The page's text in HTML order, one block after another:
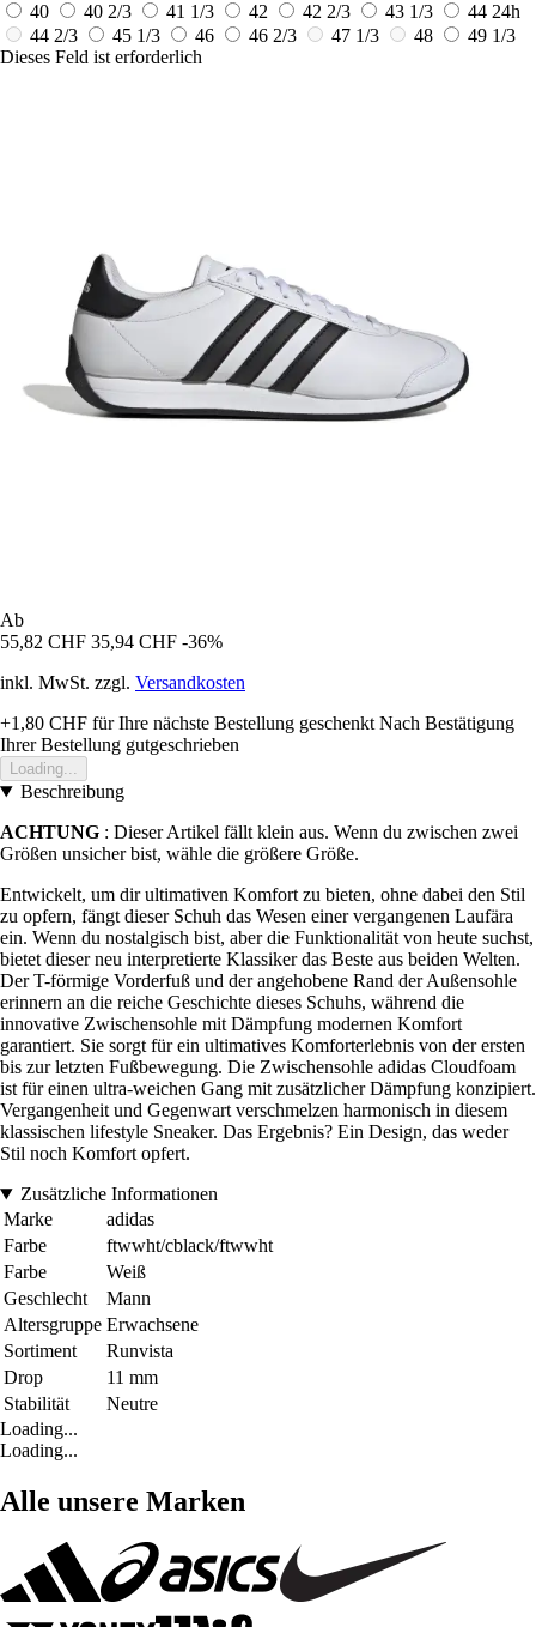
40
40 2/3 41 1/3 42 42 2/3 43 1/3 44 24h
44 2/3
45 1/3 46 46 2/3 47 1/3 48
49 1/3
Dieses Feld ist erforderlich
Ab
55,82 CHF 35,94 CHF -36%
inkl. MwSt. zzgl. Versandkosten
+1,80 CHF für Ihre nächste Bestellung geschenkt Nach Bestätigung
Ihrer Bestellung gutgeschrieben
Loading...
Beschreibung
ACHTUNG : Dieser Artikel fällt klein aus. Wenn du zwischen zwei
Größen unsicher bist, wähle die größere Größe.
Entwickelt, um dir ultimativen Komfort zu bieten, ohne dabei den Stil
zu opfern, fängt dieser Schuh das Wesen einer vergangenen Laufära
ein. Wenn du nostalgisch bist, aber die Funktionalität von heute suchst,
bietet dieser neu interpretierte Klassiker das Beste aus beiden Welten.
Der T-förmige Vorderfuß und der angehobene Rand der Außensohle
erinnern an die reiche Geschichte dieses Schuhs, während die
innovative Zwischensohle mit Dämpfung modernen Komfort
garantiert. Sie sorgt für ein ultimatives Komforterlebnis von der ersten
bis zur letzten Fußbewegung. Die Zwischensohle adidas Cloudfoam
ist für einen ultra-weichen Gang mit zusätzlicher Dämpfung konzipiert.
Vergangenheit und Gegenwart verschmelzen harmonisch in diesem
klassischen lifestyle Sneaker. Das Ergebnis? Ein Design, das weder
Stil noch Komfort opfert.
Zusätzliche Informationen
Marke
adidas
Farbe
ftwwht/cblack/ftwwht
Farbe
Weiß
Geschlecht
Mann
Altersgruppe Erwachsene
Sortiment
Runvista
Drop
11 mm
Stabilität
Neutre
Loading...
Loading...
Alle unsere Marken